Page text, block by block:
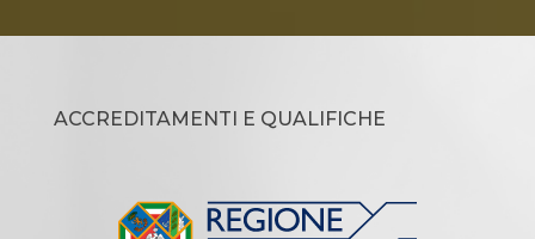
ACCREDITAMENTI E QUALIFICHE